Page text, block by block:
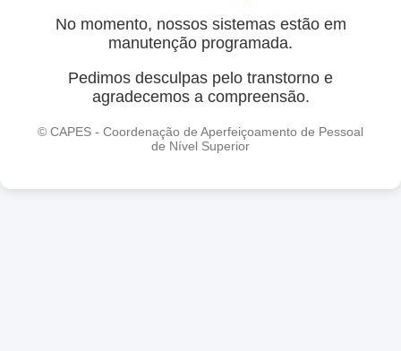
No momento, nossos sistemas estão em
manutenção programada.
Pedimos desculpas pelo transtorno e
agradecemos a compreensão.
© CAPES - Coordenação de Aperfeiçoamento de Pessoal
de Nível Superior